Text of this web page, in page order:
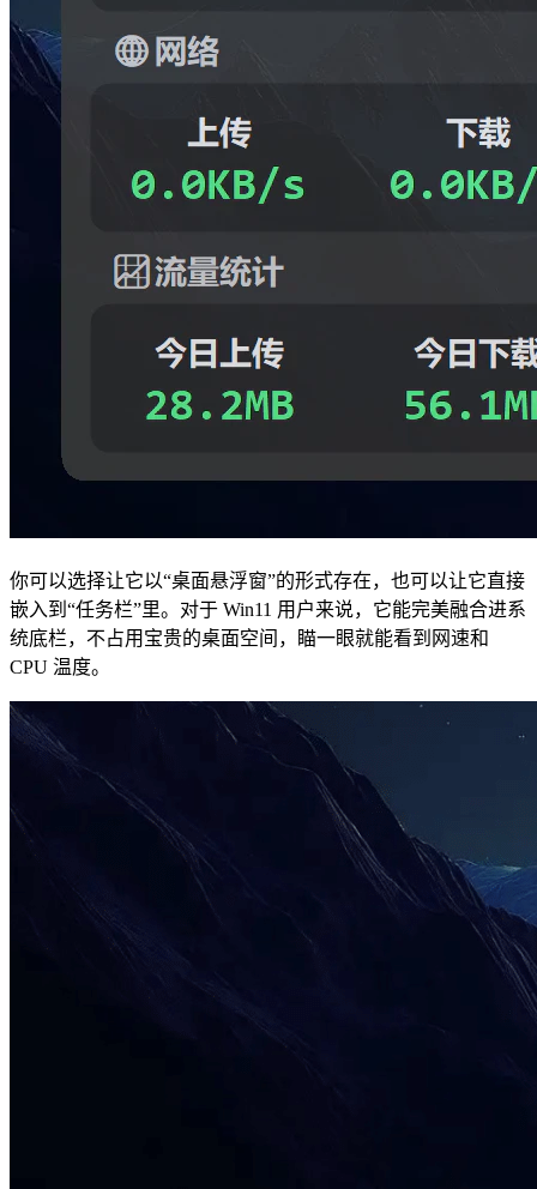
你可以选择让它以“桌面悬浮窗”的形式存在，也可以让它直接
嵌入到“任务栏”里。对于 Win11 用户来说，它能完美融合进系
统底栏，不占用宝贵的桌面空间，瞄一眼就能看到网速和
CPU 温度。